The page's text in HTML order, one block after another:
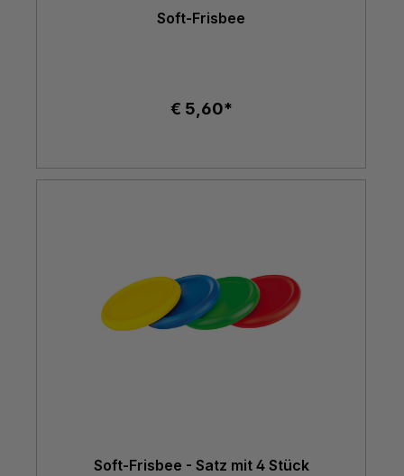
Soft-Frisbee
€ 5,60*
Soft-Frisbee - Satz mit 4 Stück